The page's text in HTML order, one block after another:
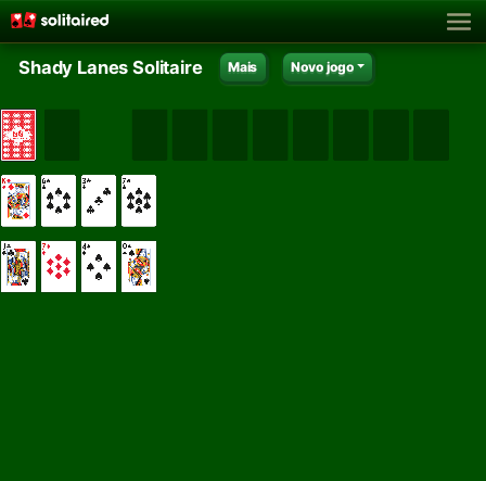
Shady Lanes Solitaire Mais Novo jogo